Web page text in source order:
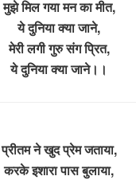
मुझे मिल गया मन का मीत,
ये दुनिया क्या जाने,
मेरी लगी गुरु संग प्रित,
ये दुनिया क्या जाने।।
प्रीतम ने खुद प्रेम जताया,
करके इशारा पास बुलाया,